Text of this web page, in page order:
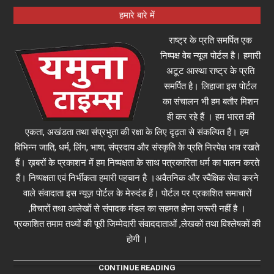
हमारे बारे में
राष्ट्र के प्रति समर्पित एक
निष्पक्ष वेब न्यूज़ पोर्टल है। हमारी
अटूट आस्था राष्ट्र के प्रति
समर्पित है। लिहाजा इस पोर्टल
का संचालन भी हम बतौर मिशन
ही कर रहे हैं । हम भारत की
एकता, अखंडता तथा संप्रभुता की रक्षा के लिए दृढ़ता से संकल्पित हैं। हम
विभिन्न जाति, धर्म, लिंग, भाषा, संप्रदाय और संस्कृति के प्रति निरपेक्ष भाव रखते
हैं। ख़बरों के प्रकाशन में हम निष्पक्षता के साथ पत्रकारिता धर्म का पालन करते
हैं। निष्पक्षता एवं निर्भीकता हमारी पहचान है ।अवैतनिक और स्वैक्षिक सेवा करने
वाले संवादाता इस न्यूज़ पोर्टल के मेरुदंड हैं। पोर्टल पर प्रकाशित समाचारों
,विचारों तथा आलेखों से संपादक मंडल का सहमत होना जरूरी नहीं है ।
प्रकाशित तमाम तथ्यों की पूरी जिम्मेदारी संवाददाताओं ,लेखकों तथा विश्लेषकों की
होगी ।
CONTINUE READING